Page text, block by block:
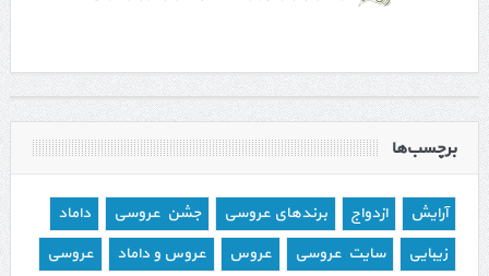
برچسب‌ها
آرایش ازدواج برندهای عروسی جشن عروسی
داماد
زیبایی
سایت عروسی عروس عروس و داماد
عروسی